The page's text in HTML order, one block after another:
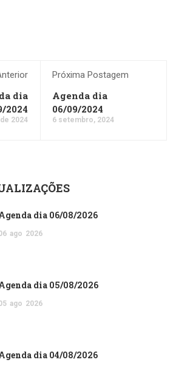
dia
2024
2024
Próxima Postagem
Agenda dia
06/09/2024
6 setembro, 2024
dia 06/08/2026
ago 2026
dia 05/08/2026
ago 2026
dia 04/08/2026